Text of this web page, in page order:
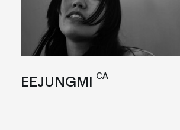
EEJUNGMI CA